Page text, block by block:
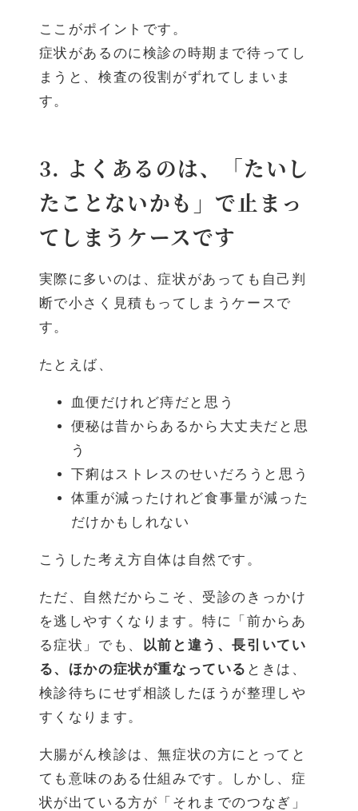
ここがポイントです。
症状があるのに検診の時期まで待ってし
まうと、検査の役割がずれてしまいま
す。
3. よくあるのは、「たいし
たことないかも」で止まっ
てしまうケースです
実際に多いのは、症状があっても自己判
断で小さく見積もってしまうケースで
す。
たとえば、
血便だけれど痔だと思う
便秘は昔からあるから大丈夫だと思
う
下痢はストレスのせいだろうと思う
体重が減ったけれど食事量が減った
だけかもしれない
こうした考え方自体は自然です。
ただ、自然だからこそ、受診のきっかけ
を逃しやすくなります。特に「前からあ
る症状」でも、 以前と違う、長引いてい
る、ほかの症状が重なっている ときは、
検診待ちにせず相談したほうが整理しや
すくなります。
大腸がん検診は、無症状の方にとってと
ても意味のある仕組みです。しかし、症
状が出ている方が「それまでのつなぎ」